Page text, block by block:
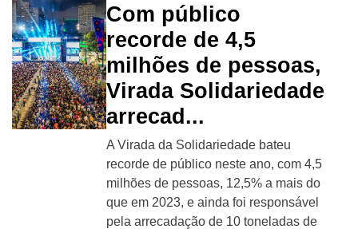
Com público
recorde de 4,5
milhões de pessoas,
Virada Solidariedade
arrecad...
A Virada da Solidariedade bateu
recorde de público neste ano, com 4,5
milhões de pessoas, 12,5% a mais do
que em 2023, e ainda foi responsável
pela arrecadação de 10 toneladas de